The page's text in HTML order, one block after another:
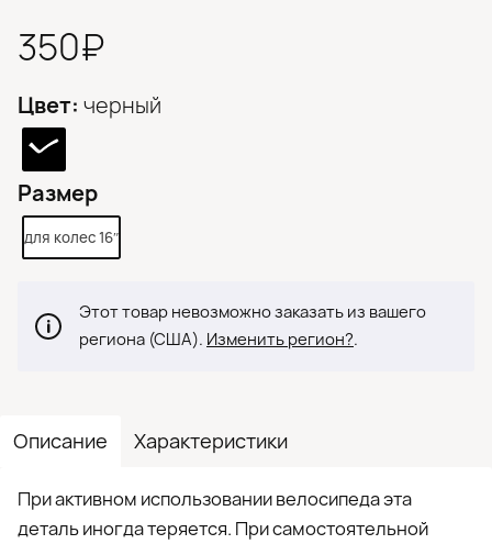
Описание Характеристики
При активном использовании велосипеда эта
деталь иногда теряется. При самостоятельной
350₽
Цвет: черный
Размер
для колес 16″
Этот товар невозможно заказать из вашего
региона (США). Изменить регион?.